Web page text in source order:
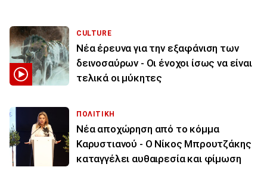
CULTURE
Νέα έρευνα για την εξαφάνιση των
δεινοσαύρων - Οι ένοχοι ίσως να είναι
τελικά οι μύκητες
ΠΟΛΙΤΙΚΗ
Νέα αποχώρηση από το κόμμα
Καρυστιανού - Ο Νίκος Μπρουτζάκης
καταγγέλει αυθαιρεσία και φίμωση